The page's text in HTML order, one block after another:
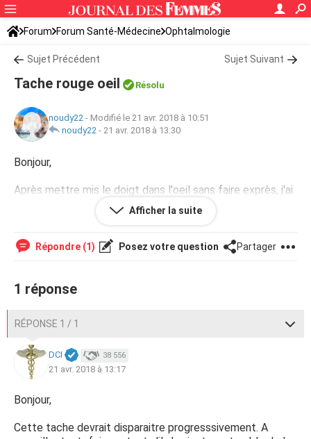
Forum Forum Santé-Médecine Ophtalmologie
Sujet Précédent Sujet Suivant
Tache rouge oeil Résolu
noudy22 - Modifié le 21 avr. 2018 à 10:51
noudy22 - 21 avr. 2018 à 13:30
Bonjour,
Après mettre mis le doigt dans l'oeil sans faire exprès, j'ai
remarqué une tache rouge dans mon blanc d'oeil. Va t elle
disparaître ou c'est pour toujours ?
Afficher la suite
Répondre (1) Posez votre question Partager
1 réponse
RÉPONSE 1 / 1
DCI 38 556
21 avr. 2018 à 13:17
Bonjour,
Cette tache devrait disparaitre progresssivement. A